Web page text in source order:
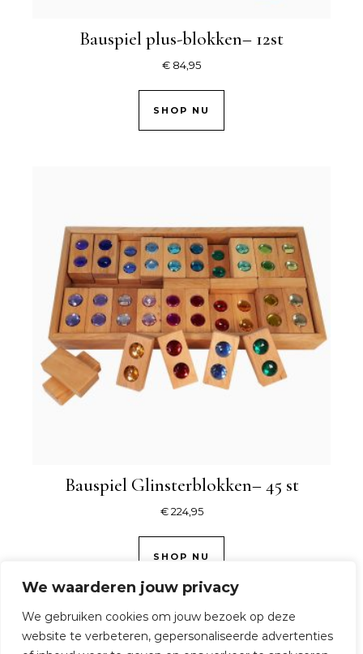
We waarderen jouw privacy
We gebruiken cookies om jouw bezoek op deze
website te verbeteren, gepersonaliseerde advertenties
Bauspiel plus-blokken– 12st
€ 84,95
SHOP NU
Bauspiel Glinsterblokken– 45 st
€224,95
SHOP NU